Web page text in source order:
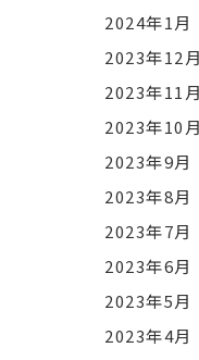
2024年1月
2023年12月
2023年11月
2023年10月
2023年9月
2023年8月
2023年7月
2023年6月
2023年5月
2023年4月